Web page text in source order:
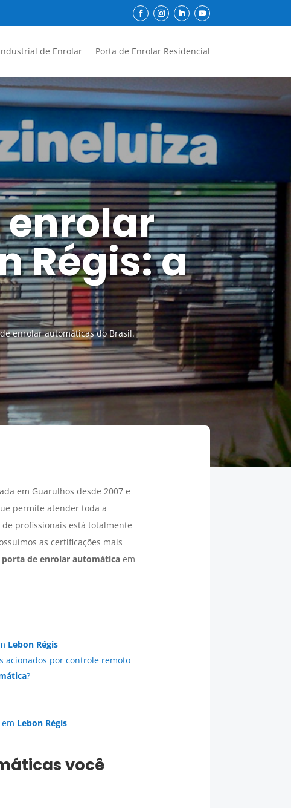
de Enrolar Porta de Enrolar Residencial
Régis: a
enrolar automáticas do Brasil.
em Guarulhos desde 2007 e
permite atender toda a
profissionais está totalmente
as certificações mais
de enrolar automáticaem
Lebon Régis
acionados por controle remoto
?
Lebon Régis
você